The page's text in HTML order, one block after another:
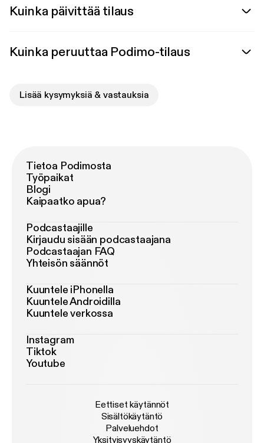
Kuinka päivittää tilaus
Kuinka peruuttaa Podimo-tilaus
Lisää kysymyksiä & vastauksia
Tietoa Podimosta
Työpaikat
Blogi
Kaipaatko apua?
Podcastaajille
Kirjaudu sisään podcastaajana
Podcastaajan FAQ
Yhteisön säännöt
Kuuntele iPhonella
Kuuntele Androidilla
Kuuntele verkossa
Instagram
Tiktok
Youtube
Eettiset käytännöt
Sisältökäytäntö
Palveluehdot
Yksityisyyskäytäntö